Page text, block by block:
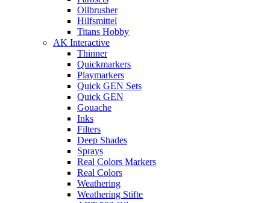
Oilbrusher
Hilfsmittel
Titans Hobby
AK Interactive
Thinner
Quickmarkers
Playmarkers
Quick GEN Sets
Quick GEN
Gouache
Inks
Filters
Deep Shades
Sprays
Real Colors Markers
Real Colors
Weathering
Weathering Stifte